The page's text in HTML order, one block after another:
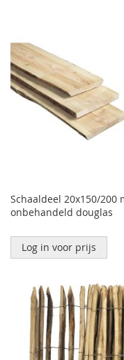
Schaaldeel 20x150/200
onbehandeld douglas
Log in voor prijs